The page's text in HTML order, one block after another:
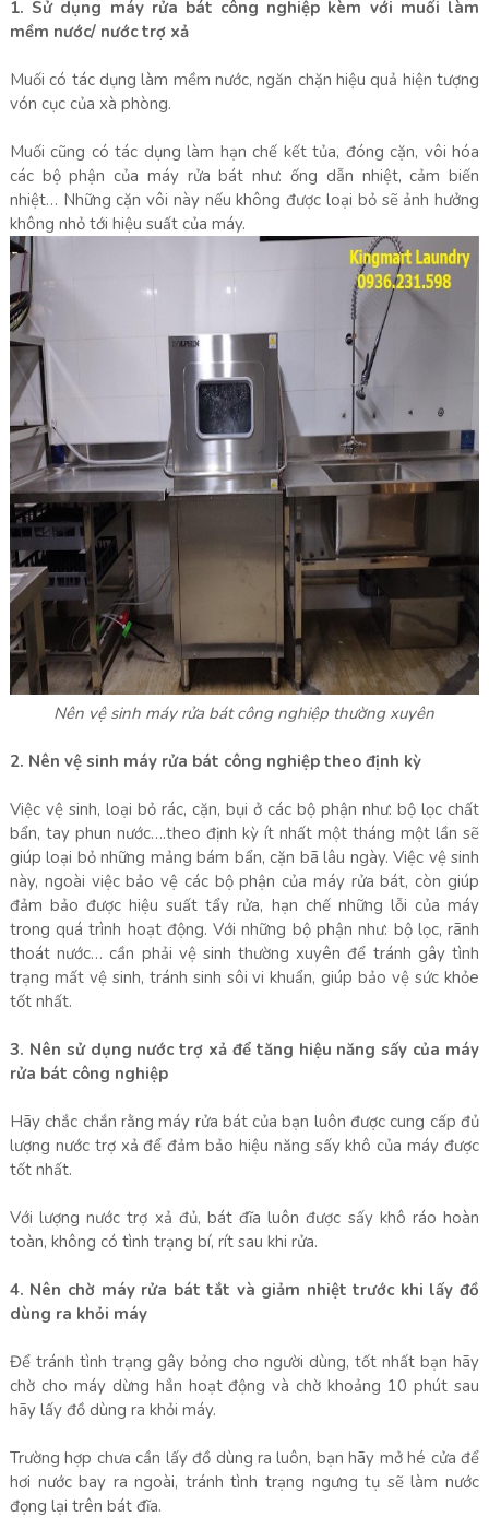
1. Sử dụng máy rửa bát công nghiệp kèm với muối làm
mềm nước/ nước trợ xả
Muối có tác dụng làm mềm nước, ngăn chặn hiệu quả hiện tượng
vón cục của xà phòng.
Muối cũng có tác dụng làm hạn chế kết tủa, đóng cặn, vôi hóa
các bộ phận của máy rửa bát như: ống dẫn nhiệt, cảm biến
nhiệt… Những cặn vôi này nếu không được loại bỏ sẽ ảnh hưởng
không nhỏ tới hiệu suất của máy.
Nên vệ sinh máy rửa bát công nghiệp thường xuyên
2. Nên vệ sinh máy rửa bát công nghiệp theo định kỳ
Việc vệ sinh, loại bỏ rác, cặn, bụi ở các bộ phận như: bộ lọc chất
bẩn, tay phun nước….theo định kỳ ít nhất một tháng một lần sẽ
giúp loại bỏ những mảng bám bẩn, cặn bã lâu ngày. Việc vệ sinh
này, ngoài việc bảo vệ các bộ phận của máy rửa bát, còn giúp
đảm bảo được hiệu suất tẩy rửa, hạn chế những lỗi của máy
trong quá trình hoạt động. Với những bộ phận như: bộ lọc, rãnh
thoát nước… cần phải vệ sinh thường xuyên để tránh gây tình
trạng mất vệ sinh, tránh sinh sôi vi khuẩn, giúp bảo vệ sức khỏe
tốt nhất.
3. Nên sử dụng nước trợ xả để tăng hiệu năng sấy của máy
rửa bát công nghiệp
Hãy chắc chắn rằng máy rửa bát của bạn luôn được cung cấp đủ
lượng nước trợ xả để đảm bảo hiệu năng sấy khô của máy được
tốt nhất.
Với lượng nước trợ xả đủ, bát đĩa luôn được sấy khô ráo hoàn
toàn, không có tình trạng bí, rít sau khi rửa.
4. Nên chờ máy rửa bát tắt và giảm nhiệt trước khi lấy đồ
dùng ra khỏi máy
Để tránh tình trạng gây bỏng cho người dùng, tốt nhất bạn hãy
chờ cho máy dừng hẳn hoạt động và chờ khoảng 10 phút sau
hãy lấy đồ dùng ra khỏi máy.
Trường hợp chưa cần lấy đồ dùng ra luôn, bạn hãy mở hé cửa để
hơi nước bay ra ngoài, tránh tình trạng ngưng tụ sẽ làm nước
đọng lại trên bát đĩa.